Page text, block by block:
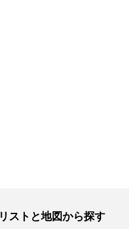
ストと地図から探す